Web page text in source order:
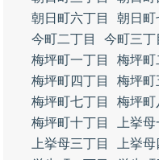
朝日町六丁目
朝日町
今町二丁目
今町三丁
梅坪町一丁目
梅坪町
梅坪町四丁目
梅坪町
梅坪町七丁目
梅坪町
梅坪町十丁目
上挙
上挙母三丁目
上挙